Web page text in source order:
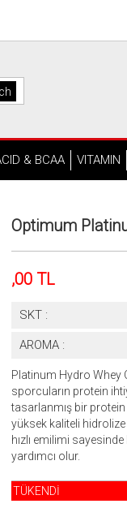
& BCAA VITAMIN
Optimum
,00 TL
SKT :
AROMA :
Platinum Hydro Whey
sporcuların protein
tasarlanmış bir protein
yüksek kaliteli
hızlı emilimi
yardımcı olur.
TÜKENDİ